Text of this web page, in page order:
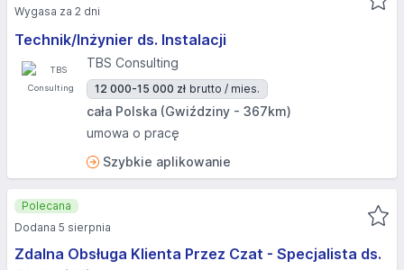
Technik/Inżynier ds. Instalacji
TBS Consulting
12 000-15 000 zł brutto / mies.
cała Polska (Gwiździny - 367km)
umowa o pracę
Szybkie aplikowanie
Wygasa za 2 dni
Zdalna Obsługa Klienta Przez Czat - Specjalista ds.
Polecana
Dodana 5 sierpnia